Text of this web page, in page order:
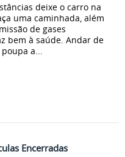
deixe o carro na
uma caminhada, além
de gases
bem à saúde. Andar de
a...
Encerradas